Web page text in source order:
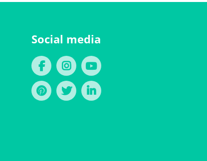
Social media